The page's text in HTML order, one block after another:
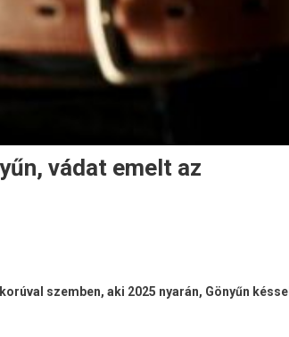
vádat emelt az
szemben, aki 2025 nyarán, Gönyűn késsel